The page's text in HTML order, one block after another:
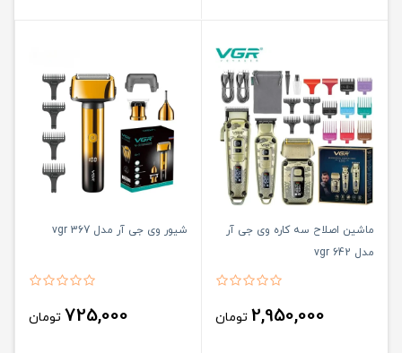
ماشین اصلاح سه کاره وی جی آر
مدل vgr 642
2,950,000 تومان
شیور وی جی آر مدل vgr 367
725,000 تومان